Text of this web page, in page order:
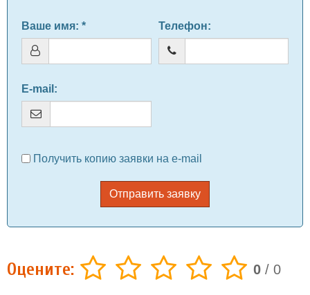
Ваше имя: * Телефон:
E-mail :
Получить копию заявки на e-mail
Отправить заявку
Оцените: 0 / 0